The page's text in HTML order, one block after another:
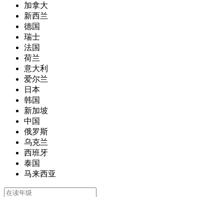
加拿大
新西兰
德国
瑞士
法国
荷兰
意大利
爱尔兰
日本
韩国
新加坡
中国
俄罗斯
乌克兰
西班牙
泰国
马来西亚